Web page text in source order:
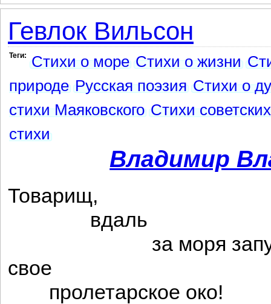
Гевлок Вильсон
Теги: Стихи о море Стихи о жизни
природе Русская поэзия Стихи о
стихи Маяковского Стихи
стихи
Владимир
Товарищ,
вдаль
за моря
свое
пролетарское око!